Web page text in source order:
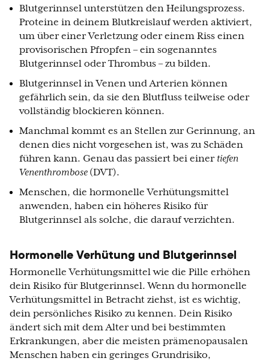
Blutgerinnsel unterstützen den Heilungsprozess.
Proteine in deinem Blutkreislauf werden aktiviert,
um über einer Verletzung oder einem Riss einen
provisorischen Pfropfen – ein sogenanntes
Blutgerinnsel oder Thrombus – zu bilden.
Blutgerinnsel in Venen und Arterien können
gefährlich sein, da sie den Blutfluss teilweise oder
vollständig blockieren können.
Manchmal kommt es an Stellen zur Gerinnung, an
denen dies nicht vorgesehen ist, was zu Schäden
führen kann. Genau das passiert bei einertiefen
Venenthrombose (DVT).
Menschen, die hormonelle Verhütungsmittel
anwenden, haben ein höheres Risiko für
Blutgerinnsel als solche, die darauf verzichten.
Hormonelle Verhütung und Blutgerinnsel
Hormonelle Verhütungsmittel wie die Pille erhöhen
dein Risiko für Blutgerinnsel. Wenn du hormonelle
Verhütungsmittel in Betracht ziehst, ist es wichtig,
dein persönliches Risiko zu kennen. Dein Risiko
ändert sich mit dem Alter und bei bestimmten
Erkrankungen, aber die meisten prämenopausalen
Menschen haben ein geringes Grundrisiko,